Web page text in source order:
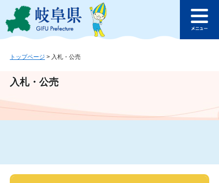
ジ
ュ
文
このページの本文へ
ュ
トップページ > 入札・公売
入札・公売